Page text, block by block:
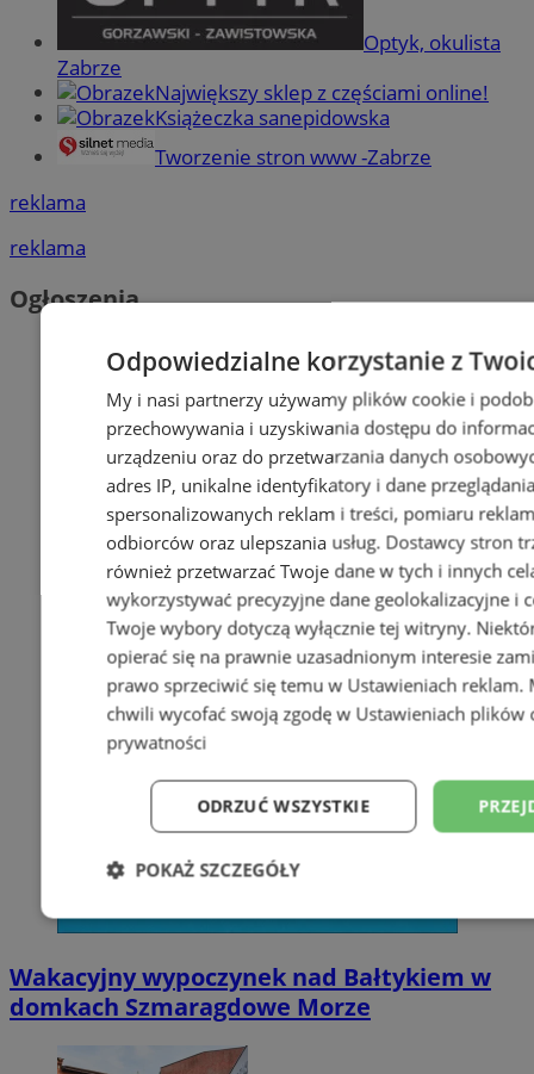
Optyk, okulista
Zabrze
Największy sklep z częściami online!
Książeczka sanepidowska
Tworzenie stron www -Zabrze
reklama
reklama
Ogłoszenia
Wakacyjny wypoczynek nad Bałtykiem w
domkach Szmaragdowe Morze
Odpowiedzialne korzystanie z
My i nasi partnerzy używamy plików cookie i
przechowywania i uzyskiwania dostępu do
urządzeniu oraz do przetwarzania danych
adres IP, unikalne identyfikatory i dane
spersonalizowanych reklam i treści, pomiaru
odbiorców oraz ulepszania usług. Dostawcy stron
również przetwarzać Twoje dane w tych i innych
wykorzystywać precyzyjne dane geolokalizacyjne i
Twoje wybory dotyczą wyłącznie tej witryny.
opierać się na prawnie uzasadnionym interesie
prawo sprzeciwić się temu w Ustawieniach reklam.
chwili wycofać swoją zgodę w Ustawieniach plików
prywatności
ODRZUĆ WSZYSTKIE
POKAŻ SZCZEGÓŁY
Niezbędne Wydajność
Niesklasyfikowane